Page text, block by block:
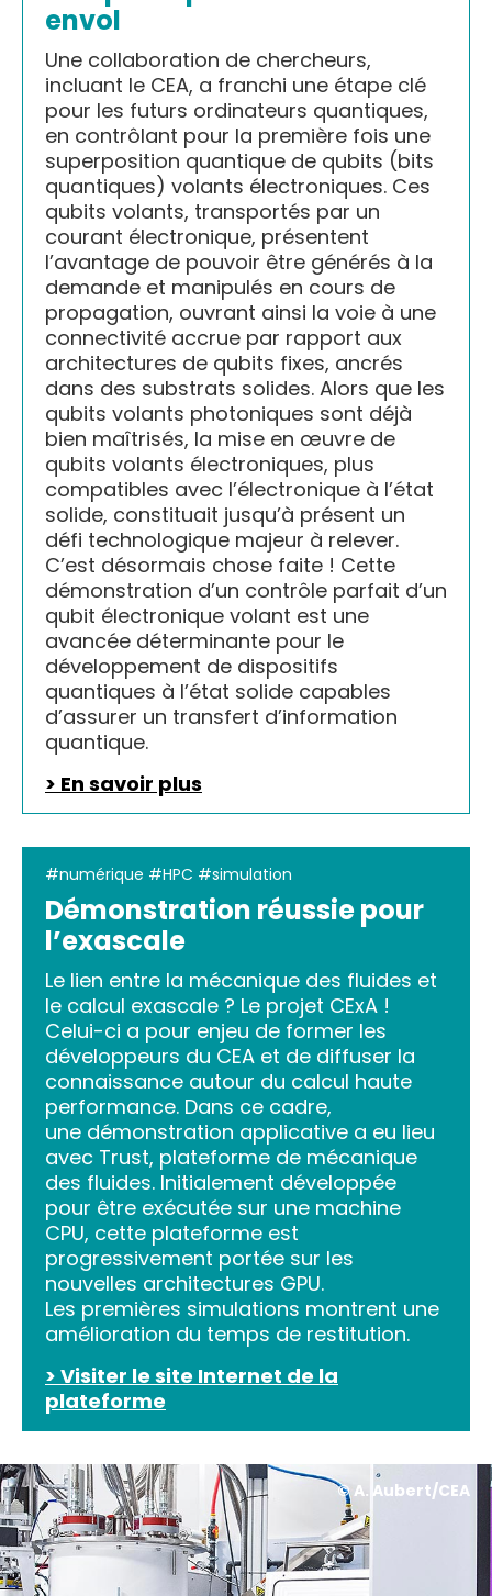
envol
Une collaboration de chercheurs,
incluant le CEA, a franchi une étape clé
pour les futurs ordinateurs quantiques,
en contrôlant pour la première fois une
superposition quantique de qubits (bits
quantiques) volants électroniques. Ces
qubits volants, transportés par un
courant électronique, présentent
l’avantage de pouvoir être générés à la
demande et manipulés en cours de
propagation, ouvrant ainsi la voie à une
connectivité accrue par rapport aux
architectures de qubits fixes, ancrés
dans des substrats solides. Alors que les
qubits volants photoniques sont déjà
bien maîtrisés, la mise en œuvre de
qubits volants électroniques, plus
compatibles avec l’électronique à l’état
solide, constituait jusqu’à présent un
défi technologique majeur à relever.
C’est désormais chose faite ! Cette
démonstration d’un contrôle parfait d’un
qubit électronique volant est une
avancée déterminante pour le
développement de dispositifs
quantiques à l’état solide capables
d’assurer un transfert d’information
quantique.
> En savoir plus
#numérique #HPC #simulation
Démonstration réussie pour
l’exascale
Le lien entre la mécanique des fluides et
le calcul exascale ? Le projet CExA !
Celui-ci a pour enjeu de former les
développeurs du CEA et de diffuser la
connaissance autour du calcul haute
performance. Dans ce cadre,
une démonstration applicative a eu lieu
avec Trust, plateforme de mécanique
des fluides. Initialement développée
pour être exécutée sur une machine
CPU, cette plateforme est
progressivement portée sur les
nouvelles architectures GPU.
Les premières simulations montrent une
amélioration du temps de restitution.
> Visiter le site Internet de la
plateforme
© A. Aubert/CEA